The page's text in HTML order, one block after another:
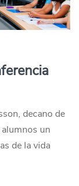
decano de
un
de la vida